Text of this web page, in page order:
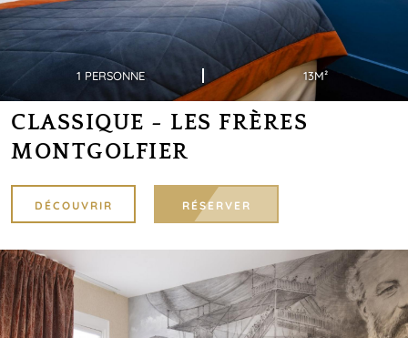
1 PERSONNE 13M²
CLASSIQUE - LES FRÈRES
MONTGOLFIER
DÉCOUVRIR RÉSERVER